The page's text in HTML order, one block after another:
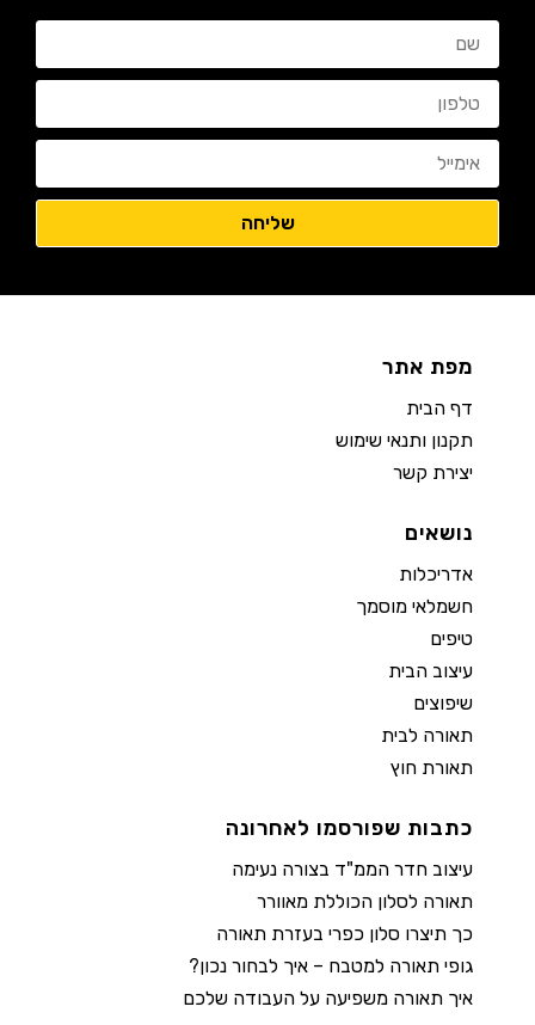
מפת אתר
דף הבית
תקנון ותנאי שימוש
יצירת קשר
נושאים
אדריכלות
חשמלאי מוסמך
טיפים
עיצוב הבית
שיפוצים
תאורה לבית
תאורת חוץ
כתבות שפורסמו לאחרונה
עיצוב חדר הממ"ד בצורה נעימה
תאורה לסלון הכוללת מאוורר
כך תיצרו סלון כפרי בעזרת תאורה
גופי תאורה למטבח – איך לבחור נכון?
איך תאורה משפיעה על העבודה שלכם